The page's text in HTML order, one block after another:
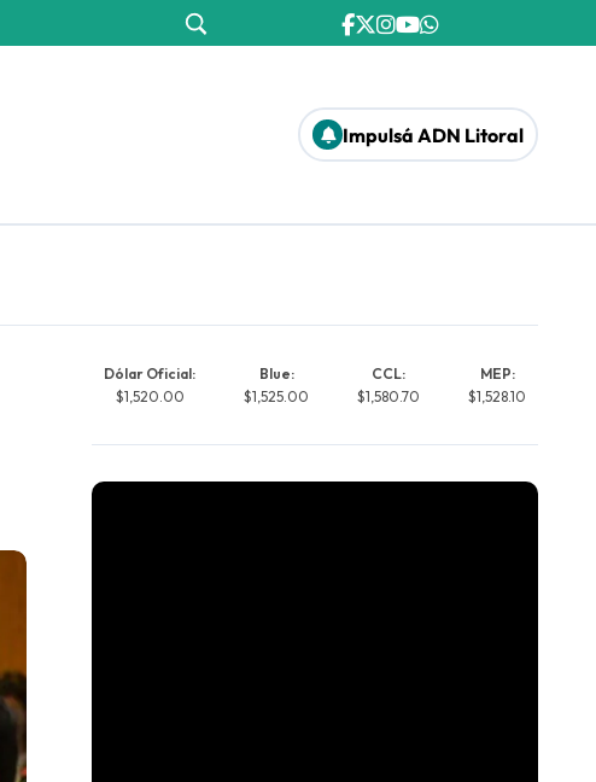
Impulsá ADN Litoral
Dólar Oficial:
$1,520.00
Blue:
$1,525.00
CCL:
$1,580.70
MEP:
$1,528.10